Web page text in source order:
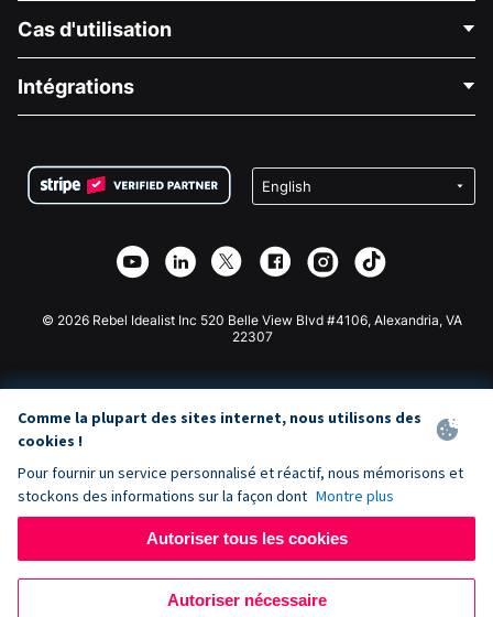
À propos de nous
Carrières
Confidentialité
Partenariat d'affiliation
Bibliothèque
Cas d'utilisation
Collecte de fonds médicale
Collecte de fonds caritative
Intégrations
Plugin de don Wix
Application de don Webflow
Don Joomla
© 2026 Rebel Idealist Inc 520 Belle View Blvd #4106, Alexandria, VA
22307
Comme la plupart des sites internet, nous utilisons des
cookies !
Pour fournir un service personnalisé et réactif, nous mémorisons et
stockons des informations sur la façon dont Montre plus
Autoriser tous les cookies
Autoriser nécessaire